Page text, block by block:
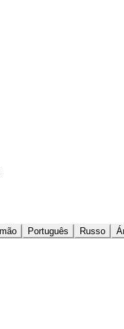
Português Russo